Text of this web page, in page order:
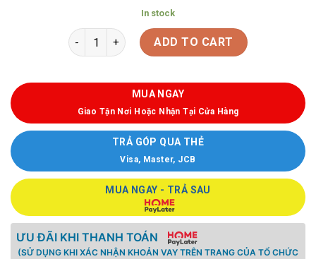
In stock
ADD TO CART
MUA NGAY
Giao Tận Nơi Hoặc Nhận Tại Cửa Hàng
TRẢ GÓP QUA THẺ
Visa, Master, JCB
MUA NGAY - TRẢ SAU
ƯU ĐÃI KHI THANH TOÁN
(SỬ DỤNG KHI XÁC NHẬN KHOẢN VAY TRÊN TRANG CỦA TỔ CHỨC